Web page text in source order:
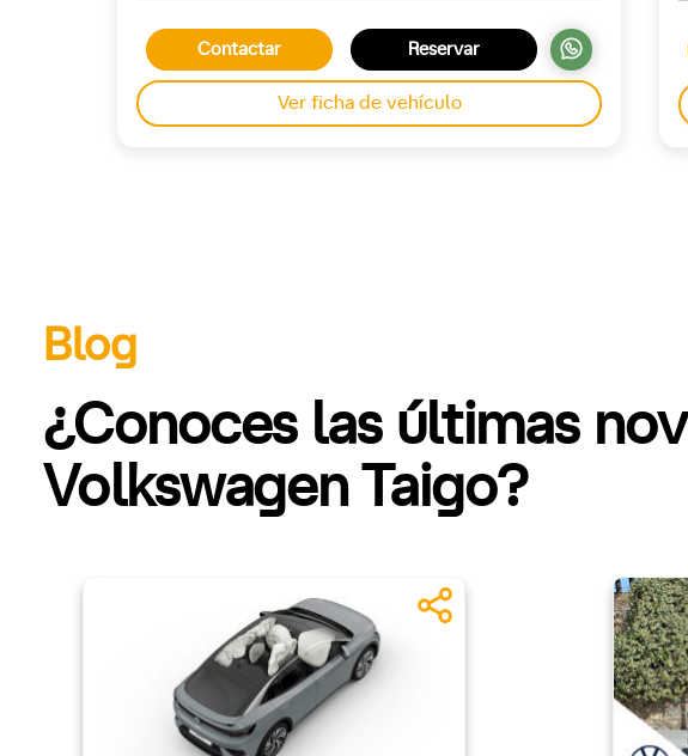
Contactar Reservar
Ver ficha de vehículo
Blog
¿Conoces las últimas
Volkswagen Taigo?